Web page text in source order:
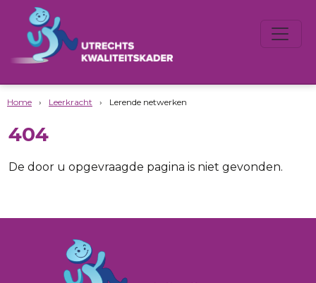
Home › Leerkracht › Lerende netwerken
404
De door u opgevraagde pagina is niet gevonden.